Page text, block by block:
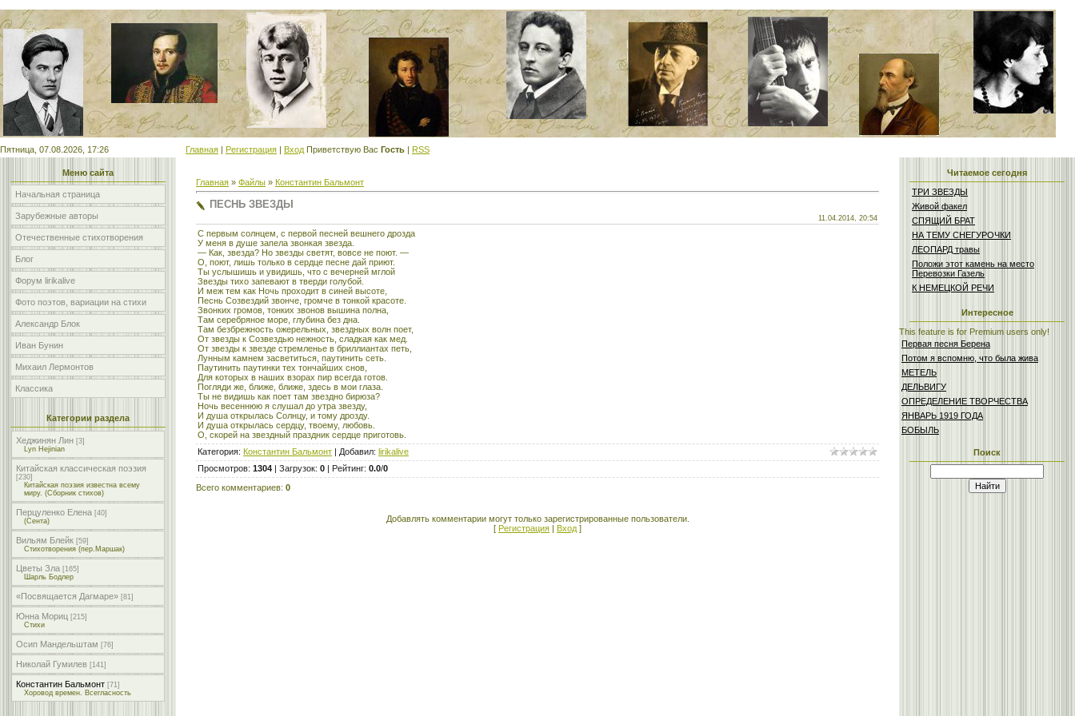
Пятница, 07.08.2026, 17:26 Главная | Регистрация | Вход Приветствую Вас Гость | RSS
Меню сайта
Начальная страница
Зарубежные авторы
Отечественные стихотворения
Блог
Форум lirikalive
Фото поэтов, вариации на стихи
Александр Блок
Иван Бунин
Михаил Лермонтов
Классика
Категории раздела
Хеджинян Лин [3]
Lyn Hejinian
Китайская классическая поэзия
[230]
Китайская поэзия известна всему
миру. (Сборник стихов)
Перцуленко Елена [40]
(Сента)
Вильям Блейк [59]
Стихотворения (пер.Маршак)
Цветы Зла [165]
Шарль Бодлер
«Посвящается Дагмаре» [81]
Юнна Мориц [215]
Стихи
Осип Мандельштам [76]
Николай Гумилев [141]
Константин Бальмонт [71]
Хоровод времен. Всегласность
Главная » Файлы » Константин Бальмонт
ПЕСНЬ ЗВЕЗДЫ
11.04.2014, 20:54
С первым солнцем, с первой песней вешнего дрозда
У меня в душе запела звонкая звезда.
— Как, звезда? Но звезды светят, вовсе не поют. —
О, поют, лишь только в сердце песне дай приют.
Ты услышишь и увидишь, что с вечерней мглой
Звезды тихо запевают в тверди голубой.
И меж тем как Ночь проходит в синей высоте,
Песнь Созвездий звонче, громче в тонкой красоте.
Звонких громов, тонких звонов вышина полна,
Там серебряное море, глубина без дна.
Там безбрежность ожерельных, звездных волн поет,
От звезды к Созвездью нежность, сладкая как мед.
От звезды к звезде стремленье в бриллиантах петь,
Лунным камнем засветиться, паутинить сеть.
Паутинить паутинки тех тончайших снов,
Для которых в наших взорах пир всегда готов.
Погляди же, ближе, ближе, здесь в мои глаза.
Ты не видишь как поет там звездно бирюза?
Ночь весеннюю я слушал до утра звезду,
И душа открылась Солнцу, и тому дрозду.
И душа открылась сердцу, твоему, любовь.
О, скорей на звездный праздник сердце приготовь.
Категория: Константин Бальмонт | Добавил: lirikalive
Просмотров: 1304 | Загрузок: 0 | Рейтинг: 0.0/0
Всего комментариев: 0
Добавлять комментарии могут только зарегистрированные пользователи.
[ Регистрация | Вход ]
Читаемое сегодня
ТРИ ЗВЕЗДЫ
Живой факел
СПЯЩИЙ БРАТ
НА ТЕМУ СНЕГУРОЧКИ
ЛЕОПАРД травы
Положи этот камень на место
Перевозки Газель
К НЕМЕЦКОЙ РЕЧИ
Интересное
This feature is for Premium users only!
Первая песня Берена
Потом я вспомню, что была жива
МЕТЕЛЬ
ДЕЛЬВИГУ
ОПРЕДЕЛЕНИЕ ТВОРЧЕСТВА
ЯНВАРЬ 1919 ГОДА
БОБЫЛЬ
Поиск